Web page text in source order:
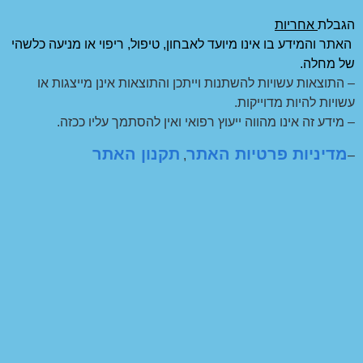
הגבלת אחריות
האתר והמידע בו אינו מיועד לאבחון, טיפול, ריפוי או מניעה כלשהי
של מחלה.
– התוצאות עשויות להשתנות וייתכן והתוצאות אינן מייצגות או
עשויות להיות מדוייקות.
– מידע זה אינו מהווה ייעוץ רפואי ואין להסתמך עליו ככזה.
–מדיניות פרטיות האתר, תקנון האתר